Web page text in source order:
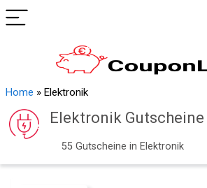
Home » Elektronik
Elektronik Gutscheine
55 Gutscheine in Elektronik